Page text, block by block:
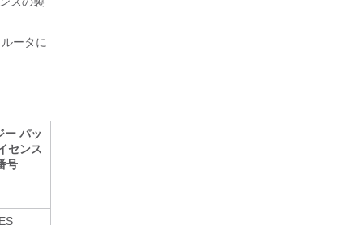
ータに
ー パッ
センス
号